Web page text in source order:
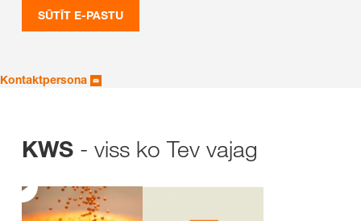
SŪTĪT E-PASTU
Kontaktpersona
KWS - viss ko Tev vajag